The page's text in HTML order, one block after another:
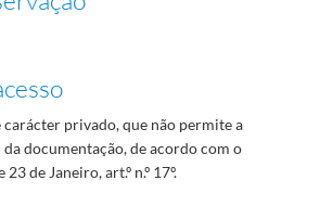
privado, que não permite a
documentação, de acordo com o
de Janeiro, art.º n.º 17º.